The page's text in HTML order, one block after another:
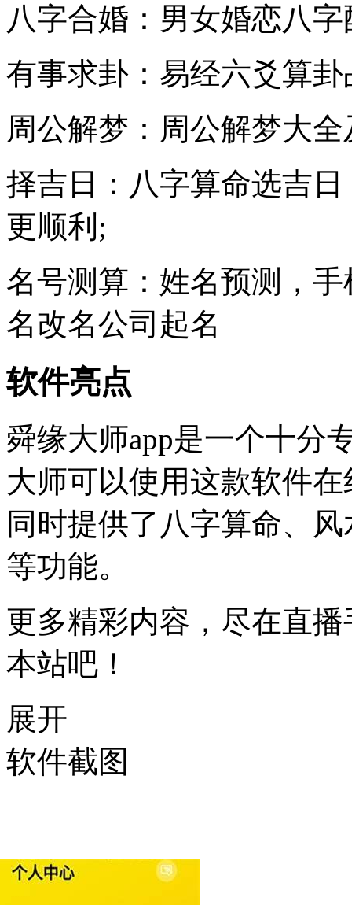
八字合婚：男女婚恋八
有事求卦：易经六爻算
周公解梦：周公解梦大
择吉日：八字算命选吉
更顺利;
名号测算：姓名预测，
名改名公司起名
软件亮点
舜缘大师app是一个十分
大师可以使用这款软件
同时提供了八字算命、
等功能。
更多精彩内容，尽在直
本站吧！
展开
软件截图